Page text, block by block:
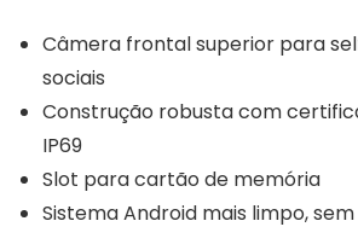
Câmera frontal superior para
sociais
Construção robusta com
IP69
Slot para cartão de memória
Sistema Android mais limpo,